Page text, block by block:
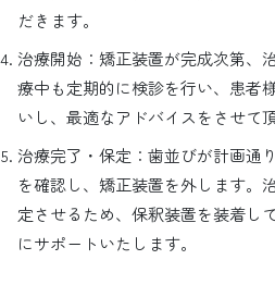
だきます。
治療開始：矯正装置が完成次第、
療中も定期的に検診を行い、患者
いし、最適なアドバイスをさせて
治療完了・保定：歯並びが計画通
を確認し、矯正装置を外します。
定させるため、保釈装置を装着し
にサポートいたします。